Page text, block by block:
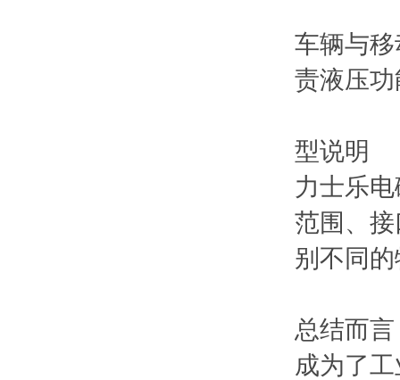
车辆与
责液压
型说明
力士乐
范围、
别不同
总结而
成为了